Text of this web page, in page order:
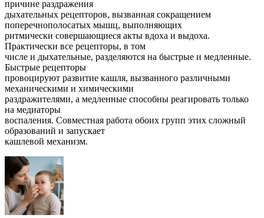
причине раздражения
дыхательных рецепторов, вызванная сокращением
поперечнополосатых мышц, выполняющих
ритмически совершающиеся акты вдоха и выдоха.
Практически все рецепторы, в том
числе и дыхательные, разделяются на быстрые и медленные.
Быстрые рецепторы
провоцируют развитие кашля, вызванного различными
механическими и химическими
раздражителями, а медленные способны реагировать только
на медиаторы
воспаления. Совместная работа обоих групп этих сложный
образований и запускает
кашлевой механизм.